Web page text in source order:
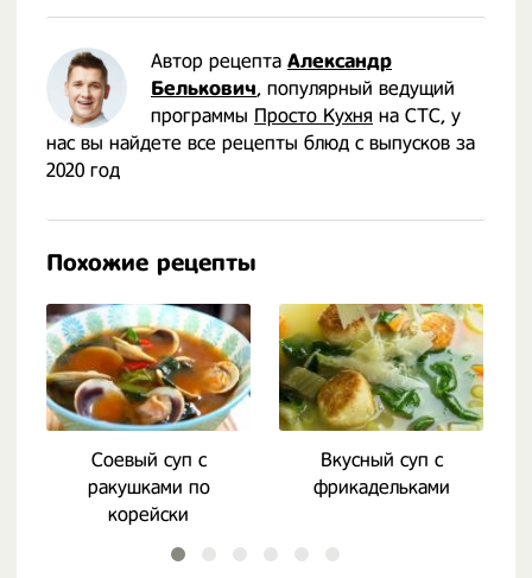
Автор рецепта Александр
Белькович, популярный ведущий
программы Просто Кухня на СТС, у
нас вы найдете все рецепты блюд с выпусков за
2020 год
Похожие рецепты
Соевый суп с
ракушками по
корейски
(твенджангук)
Вкусный суп с
фрикадельками